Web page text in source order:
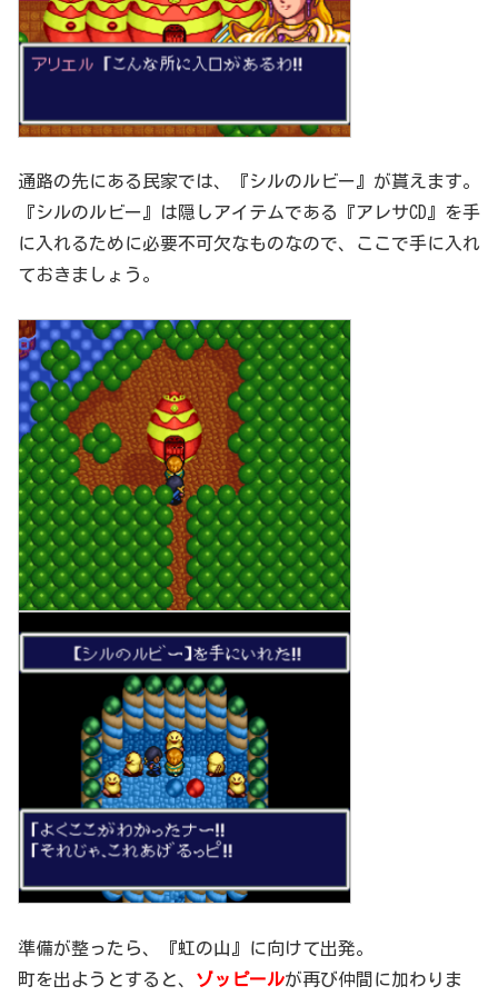
通路の先にある民家では、『シルのルビー』が貰えます。
『シルのルビー』は隠しアイテムである『アレサCD』を手
に入れるために必要不可欠なものなので、ここで手に入れ
ておきましょう。
準備が整ったら、『虹の山』に向けて出発。
町を出ようとすると、 ゾッピールが再び仲間に加わりま